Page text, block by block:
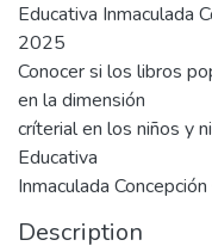
Educativa Inmaculada
2025
Conocer si los libros
en la dimensión
críterial en los niños y
Educativa
Inmaculada
Description